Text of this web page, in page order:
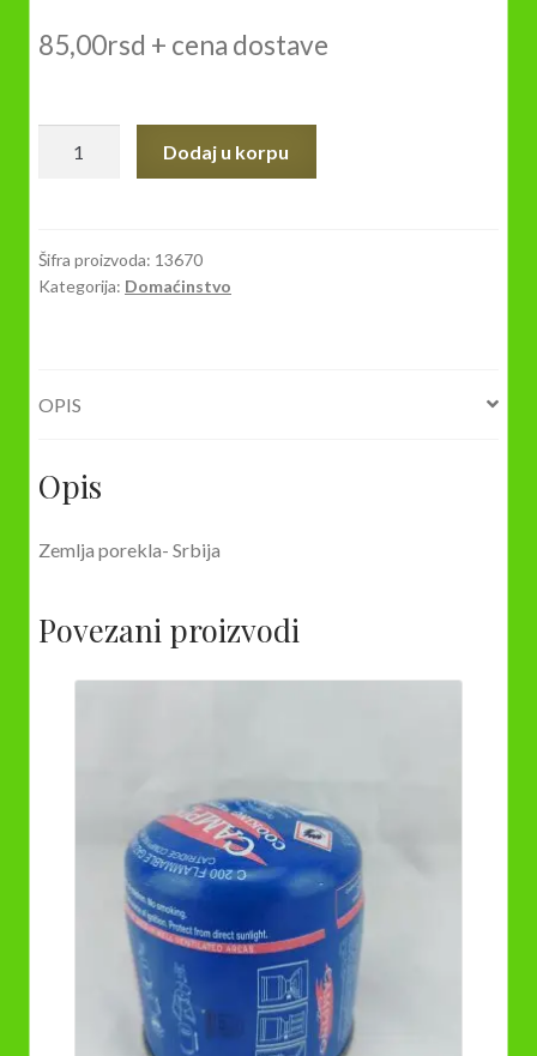
85,00rsd + cena dostave
Dodaj u korpu
Šifra proizvoda: 13670
Kategorija: Domaćinstvo
OPIS
Opis
Zemlja porekla- Srbija
Povezani proizvodi